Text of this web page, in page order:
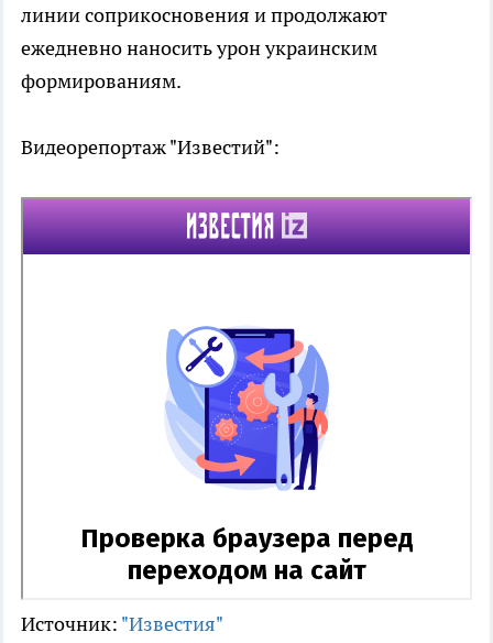
линии соприкосновения и продолжают
ежедневно наносить урон украинским
формированиям.
Видеорепортаж "Известий":
Источник: "Известия"